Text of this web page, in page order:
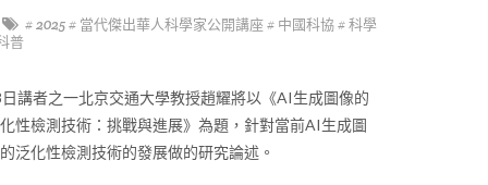
# 2025# 當代傑出華人科學家公開講座# 中國科協# 科學
普
講者之一北京交通大學教授趙耀將以《AI生成圖像的
性檢測技術：挑戰與進展》為題，針對當前AI生成圖
泛化性檢測技術的發展做的研究論述。